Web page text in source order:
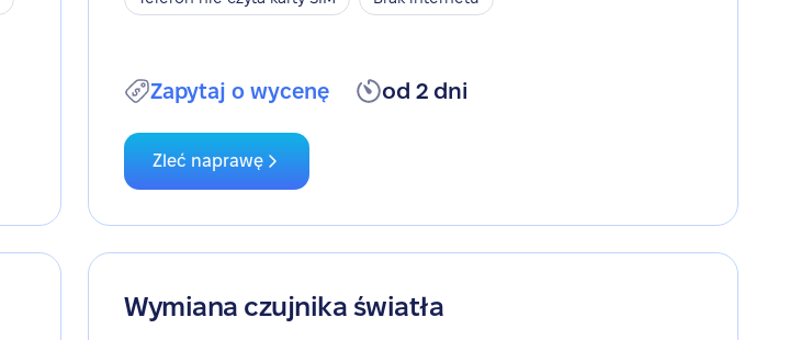
Zapytaj o wycenę od 2 dni
Zleć naprawę
Wymiana czujnika światła